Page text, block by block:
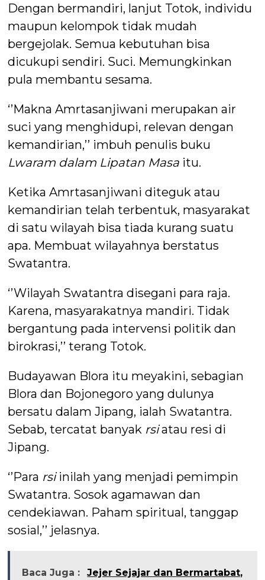
Dengan bermandiri, lanjut Totok, individu
maupun kelompok tidak mudah
bergejolak. Semua kebutuhan bisa
dicukupi sendiri. Suci. Memungkinkan
pula membantu sesama.
‘’Makna Amrtasanjiwani merupakan air
suci yang menghidupi, relevan dengan
kemandirian,’’ imbuh penulis buku
Lwaram dalam Lipatan Masa itu.
Ketika Amrtasanjiwani diteguk atau
kemandirian telah terbentuk, masyarakat
di satu wilayah bisa tiada kurang suatu
apa. Membuat wilayahnya berstatus
Swatantra.
‘’Wilayah Swatantra disegani para raja.
Karena, masyarakatnya mandiri. Tidak
bergantung pada intervensi politik dan
birokrasi,’’ terang Totok.
Budayawan Blora itu meyakini, sebagian
Blora dan Bojonegoro yang dulunya
bersatu dalam Jipang, ialah Swatantra.
Sebab, tercatat banyak rsiatau resi di
Jipang.
‘’Para rsiinilah yang menjadi pemimpin
Swatantra. Sosok agamawan dan
cendekiawan. Paham spiritual, tanggap
sosial,’’ jelasnya.
Baca Juga : Jejer Sejajar dan Bermartabat,